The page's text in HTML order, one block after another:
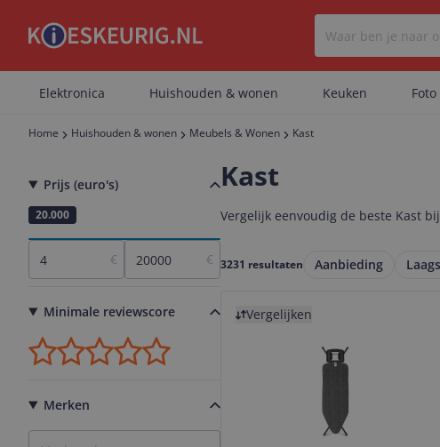
Elektronica Huishouden & wonen Keuken
Home Huishouden & wonen Meubels & Wonen Kast
Prijs (euro's)
4
20.000
€ €
Minimale reviewscore
Merken
Kast
Vergelijk eenvoudig de beste Kast
3231 resultaten Aanbieding
Vergelijken